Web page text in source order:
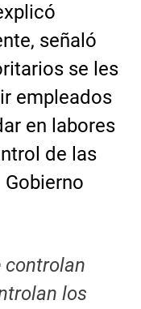
señaló
se les
empleados
en labores
de las
controlan
los